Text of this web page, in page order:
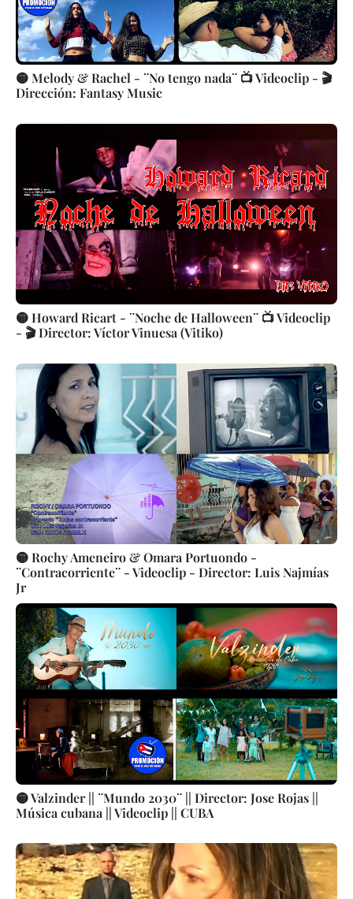
🟡 Melody & Rachel - ¨No tengo nada¨ 📺 Videoclip - 🎬
Dirección: Fantasy Music
🟡 Howard Ricart - ¨Noche de Halloween¨ 📺 Videoclip
- 🎬 Director: Víctor Vinuesa (Vitiko)
🟡 Rochy Ameneiro & Omara Portuondo -
¨Contracorriente¨ - Videoclip - Director: Luis Najmías
Jr
🟡 Valzinder || ¨Mundo 2030¨ || Director: Jose Rojas ||
Música cubana || Videoclip || CUBA